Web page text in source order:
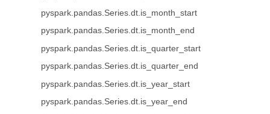
pyspark.pandas.Series.dt.is_month_start
pyspark.pandas.Series.dt.is_month_end
pyspark.pandas.Series.dt.is_quarter_start
pyspark.pandas.Series.dt.is_quarter_end
pyspark.pandas.Series.dt.is_year_start
pyspark.pandas.Series.dt.is_year_end